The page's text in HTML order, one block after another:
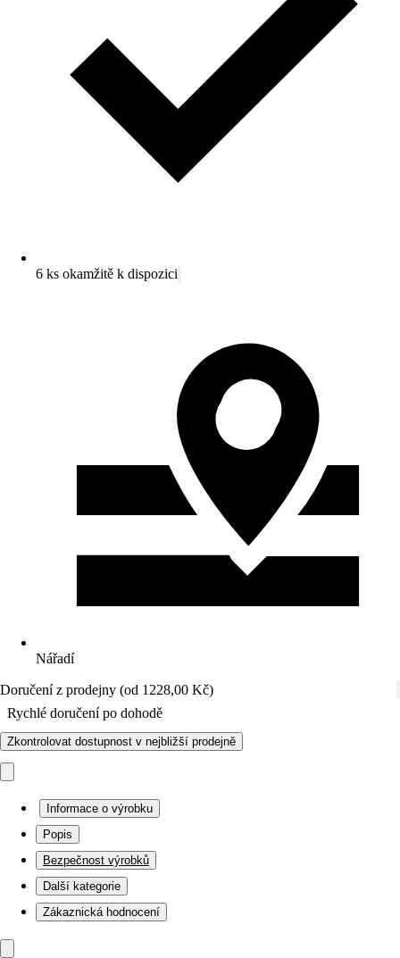
6 ks okamžitě k dispozici
Nářadí
Doručení z prodejny (od 1228,00 Kč)
Rychlé doručení po dohodě
Zkontrolovat dostupnost v nejbližší prodejně
Informace o výrobku
Popis
Bezpečnost výrobků
Další kategorie
Zákaznická hodnocení